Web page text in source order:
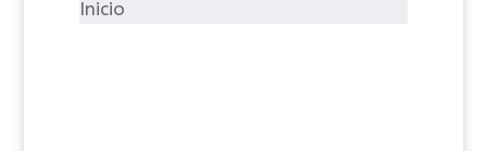
Inicio